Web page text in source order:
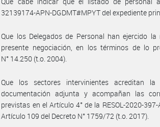
32139174-APN-DGDMT#MPYT del expediente
Que los Delegados de Personal han ejercido
presente negociación, en los términos de lo
N° 14.250 (t.o. 2004).
Que los sectores intervinientes acreditan
documentación adjunta y acompañan las
previstas en el Artículo 4° de la RESOL-2020-
Artículo 109 del Decreto N° 1759/72 (t.o. 2017).